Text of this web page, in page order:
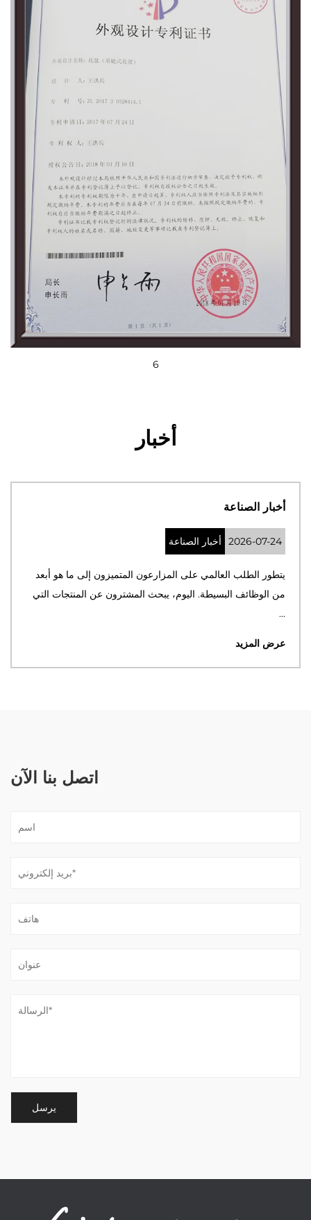
6
أخبار
أخبار الصناعة
أخبار الصناعة 2026-07-24
يتطور الطلب العالمي على المزارعون المتميزون إلى ما هو أبعد
من الوظائف البسيطة. اليوم، يبحث المشترون عن المنتجات التي
...
عرض المزيد
اتصل بنا الآن